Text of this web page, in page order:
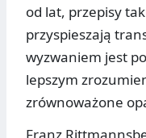
od lat, przepisy
przyspieszają
wyzwaniem jest
lepszym
zrównoważone